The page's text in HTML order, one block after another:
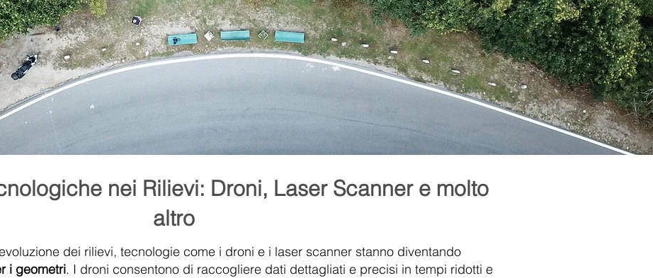
nei Rilievi: Droni, Laser Scanner e molto
altro
dei rilievi, tecnologie come i droni e i laser scanner stanno diventando
i geometri. I droni consentono di raccogliere dati dettagliati e precisi in tempi ridotti e